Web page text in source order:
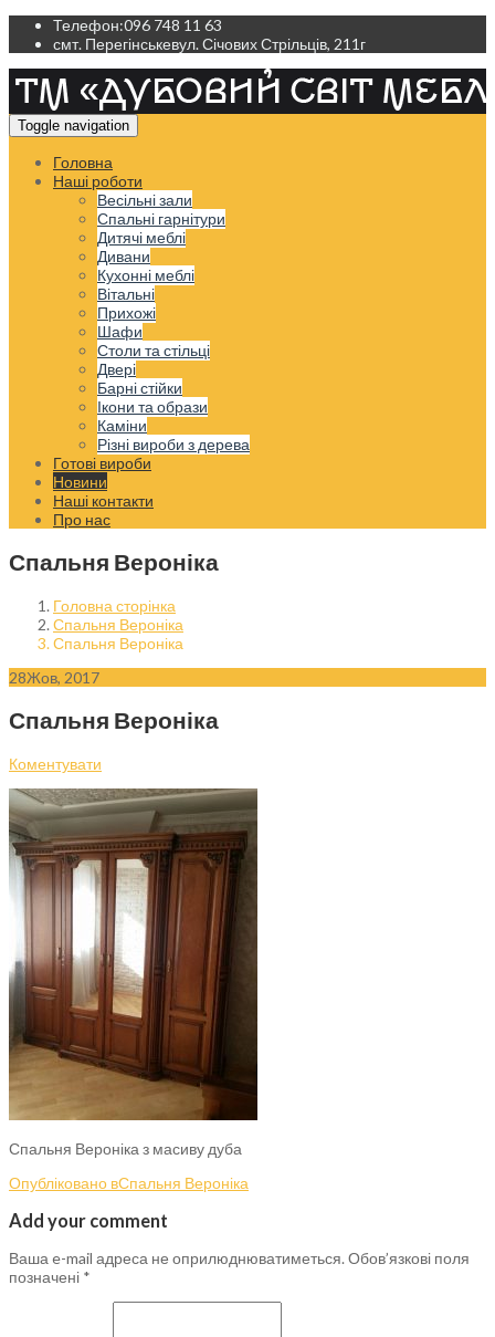
Телефон:096 748 11 63
смт. Перегінськевул. Січових Стрільців, 211г
Toggle navigation
Головна
Наші роботи
Весільні зали
Спальні гарнітури
Дитячі меблі
Дивани
Кухонні меблі
Вітальні
Прихожі
Шафи
Столи та стільці
Двері
Барні стійки
Ікони та образи
Каміни
Різні вироби з дерева
Готові вироби
Новини
Наші контакти
Про нас
Спальня Вероніка
Головна сторінка
Спальня Вероніка
Спальня Вероніка
28Жов, 2017
Спальня Вероніка
Коментувати
Спальня Вероніка з масиву дуба
Опубліковано вСпальня Вероніка
Add your comment
Ваша e-mail адреса не оприлюднюватиметься.Обов’язкові поля
позначені *